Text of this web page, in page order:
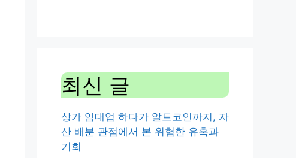
최신 글
상가 임대업 하다가 알트코인까지, 자
산 배분 관점에서 본 위험한 유혹과
기회